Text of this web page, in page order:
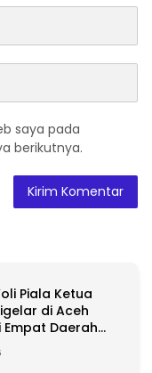
saya pada
berikutnya.
Piala Ketua
di Aceh
Empat Daerah